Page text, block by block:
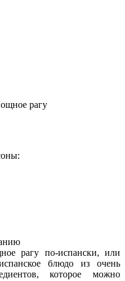
рагу по-испански, или
блюдо из очень
которое можно